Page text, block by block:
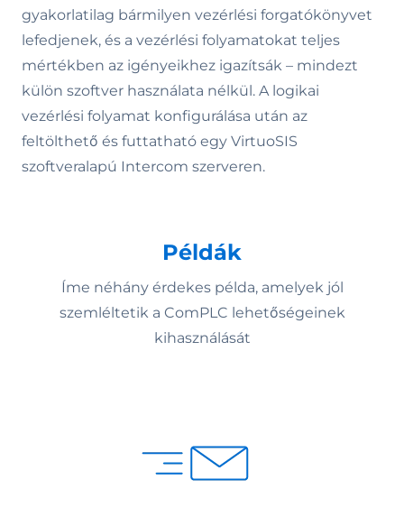
gyakorlatilag bármilyen vezérlési forgatókönyvet
lefedjenek, és a vezérlési folyamatokat teljes
mértékben az igényeikhez igazítsák – mindezt
külön szoftver használata nélkül. A logikai
vezérlési folyamat konfigurálása után az
feltölthető és futtatható egy VirtuoSIS
szoftveralapú Intercom szerveren.
Példák
Íme néhány érdekes példa, amelyek jól
szemléltetik a ComPLC lehetőségeinek
kihasználását